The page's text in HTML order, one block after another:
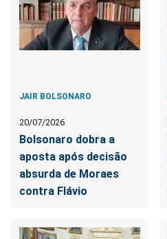
JAIR BOLSONARO
20/07/2026
Bolsonaro dobra a
aposta após decisão
absurda de Moraes
contra Flávio